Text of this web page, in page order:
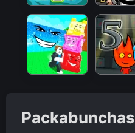
Packabunchas